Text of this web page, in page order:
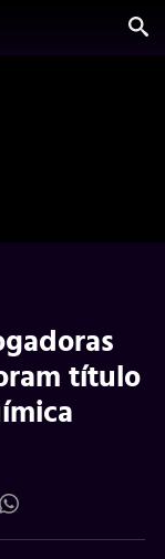
título